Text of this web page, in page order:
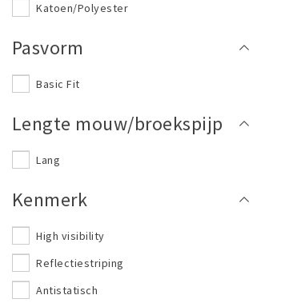
Katoen/Polyester
Pasvorm
Basic Fit
Lengte mouw/broekspijp
Lang
Kenmerk
High visibility
Reflectiestriping
Antistatisch